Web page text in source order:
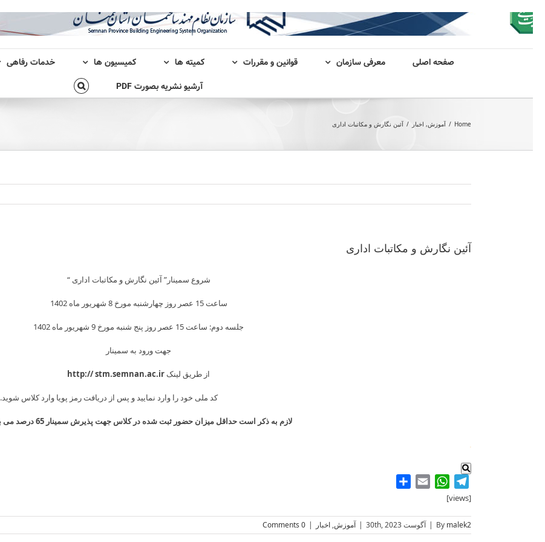
to
صفحه اصلی معرفی سازمان قوانین و مقررات کمیته ها کمیسیون ها خدمات رفاهی
آرشیو نشریه بصورت PDF
Home
/ آموزش, اخبار / آئین نگارش و مکاتبات اداری
آئین نگارش و مکاتبات اداری
شروع سمینار” آئین نگارش و مکاتبات اداری “
ساعت 15 عصر روز چهارشنبه مورخ 8 شهریور ماه 1402
جلسه دوم: ساعت 15 عصر روز پنج شنبه مورخ 9 شهریور ماه 1402
جهت ورود به سمینار
از طریق لینک http://stm.semnan.ac.ir
کد ملی خود را وارد نمایید و پس از دریافت رمز پویا وارد کلاس شوید.
لازم به ذکر است حداقل میزان حضور ثبت شده در کلاس جهت پذیرش سمینار 65 درصد می باشد
.
Telegram
WhatsApp
Email
[views]
By malek2
| آگوست 30th, 2023 | آموزش, اخبار |
0 Comments